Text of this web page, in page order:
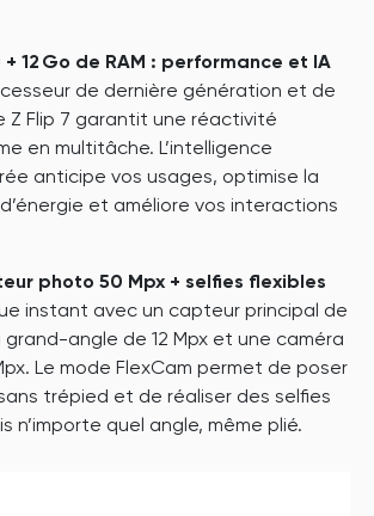
+ 12 Go de RAM : performance et IA
de dernière génération et de
Z Flip 7 garantit une réactivité
en multitâche. L’intelligence
anticipe vos usages, optimise la
et améliore vos interactions
photo 50 Mpx + selfies flexibles
instant avec un capteur principal de
grand-angle de 12 Mpx et une caméra
Le mode FlexCam permet de poser
trépied et de réaliser des selfies
n’importe quel angle, même plié.